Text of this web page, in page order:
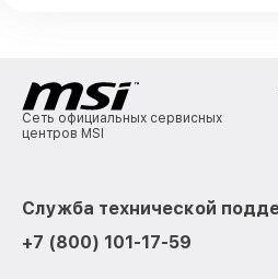
Сеть официальных сервисных
центров MSI
Служба технической
+7 (800) 101-17-59